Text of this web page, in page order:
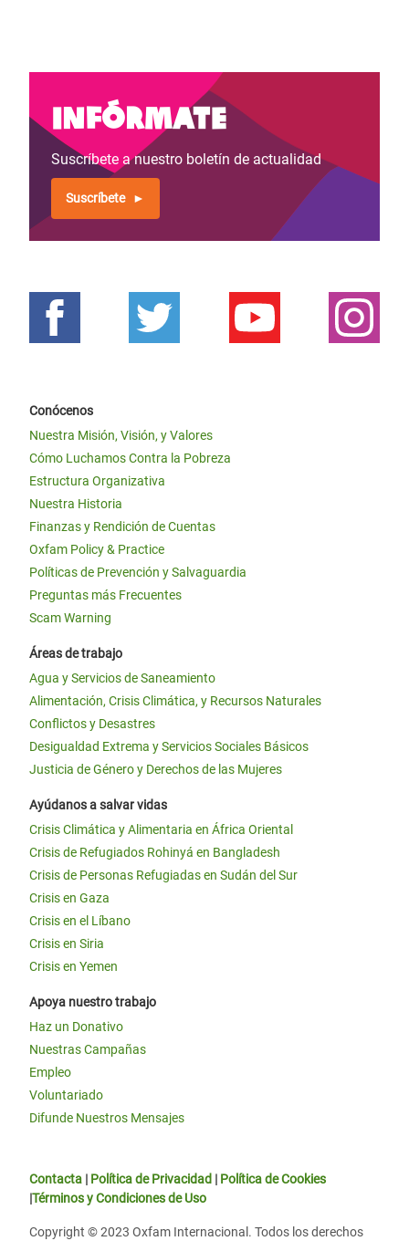
Infórmate
Suscríbete a nuestro boletín de actualidad
Suscríbete
Conócenos
Nuestra Misión, Visión, y Valores
Cómo Luchamos Contra la Pobreza
Estructura Organizativa
Nuestra Historia
Finanzas y Rendición de Cuentas
Oxfam Policy & Practice
Políticas de Prevención y Salvaguardia
Preguntas más Frecuentes
Scam Warning
Áreas de trabajo
Agua y Servicios de Saneamiento
Alimentación, Crisis Climática, y Recursos Naturales
Conflictos y Desastres
Desigualdad Extrema y Servicios Sociales Básicos
Justicia de Género y Derechos de las Mujeres
Ayúdanos a salvar vidas
Crisis Climática y Alimentaria en África Oriental
Crisis de Refugiados Rohinyá en Bangladesh
Crisis de Personas Refugiadas en Sudán del Sur
Crisis en Gaza
Crisis en el Líbano
Crisis en Siria
Crisis en Yemen
Apoya nuestro trabajo
Haz un Donativo
Nuestras Campañas
Empleo
Voluntariado
Difunde Nuestros Mensajes
Contacta | Política de Privacidad | Política de Cookies
|Términos y Condiciones de Uso
Copyright © 2023 Oxfam Internacional. Todos los derechos